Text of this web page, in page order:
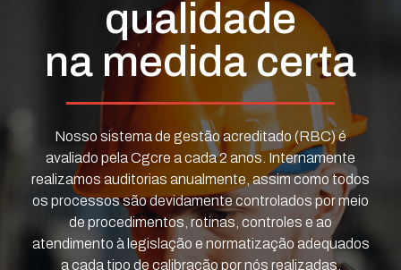
qualidade
na medida certa
Nosso sistema de gestão acreditado (RBC) é
avaliado pela Cgcre a cada 2 anos. Internamente
realizamos auditorias anualmente, assim como todos
os processos são devidamente controlados por meio
de procedimentos, rotinas, controles e ao
atendimento à legislação e normatização adequados
a cada tipo de calibração por nós realizadas.